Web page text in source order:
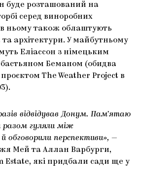
буде розташований на
серед виноробних
ньому також облаштують
архітектури. У майбутньому
Еліассон з німецьким
Беманом (обидва
The Weather Project в
відвідував Донум. Пам’ятаю
разом гуляли між
обговорили перспективи», —
Мей та Аллан Варбурги,
Estate, які придбали сади ще у